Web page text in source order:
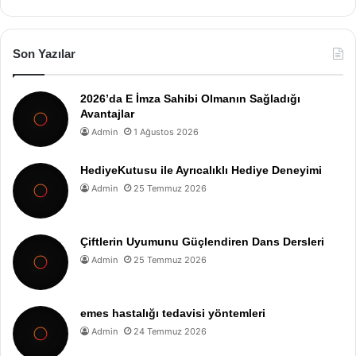
Son Yazılar
2026’da E İmza Sahibi Olmanın Sağladığı
Avantajlar
Admin 1 Ağustos 2026
HediyeKutusu ile Ayrıcalıklı Hediye Deneyimi
Admin 25 Temmuz 2026
Çiftlerin Uyumunu Güçlendiren Dans Dersleri
Admin 25 Temmuz 2026
emes hastalığı tedavisi yöntemleri
Admin 24 Temmuz 2026